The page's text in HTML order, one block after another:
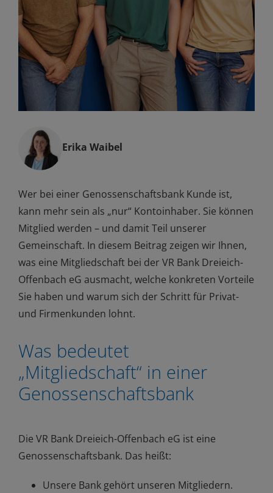
Erika Waibel
Wer bei einer Genossenschaftsbank Kunde ist,
kann mehr sein als „nur“ Kontoinhaber. Sie können
Mitglied werden – und damit Teil unserer
Gemeinschaft. In diesem Beitrag zeigen wir Ihnen,
was eine Mitgliedschaft bei der VR Bank Dreieich-
Offenbach eG ausmacht, welche konkreten Vorteile
Sie haben und warum sich der Schritt für Privat-
und Firmenkunden lohnt.
Was bedeutet
„Mitgliedschaft“ in einer
Genossenschaftsbank
Die VR Bank Dreieich-Offenbach eG ist eine
Genossenschaftsbank. Das heißt:
Unsere Bank gehört unseren Mitgliedern.